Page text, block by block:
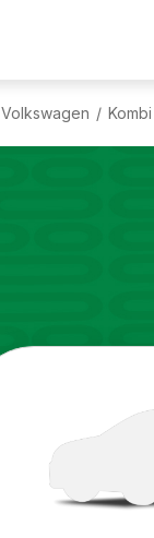
Volkswagen / Kombi